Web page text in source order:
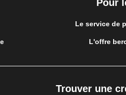
Pour
Le service de
L'offre
Trouver une